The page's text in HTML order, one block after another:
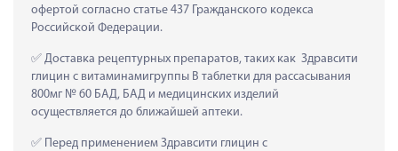
офертой согласно статье 437 Гражданского кодекса
Российской Федерации.
Доставка рецептурных препаратов, таких как  Здравсити
глицин с витаминамигруппы В таблетки для рассасывания
800мг № 60 БАД, БАД и медицинских изделий
осуществляется до ближайшей аптеки.
Перед применением Здравсити глицин с